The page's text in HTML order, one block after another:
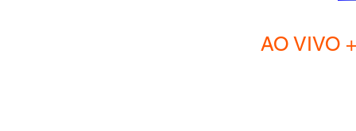
AO VIVO +